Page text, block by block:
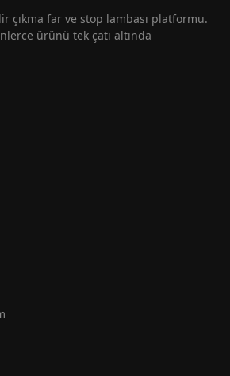
çıkma far ve stop lambası platformu.
ürünü tek çatı altında